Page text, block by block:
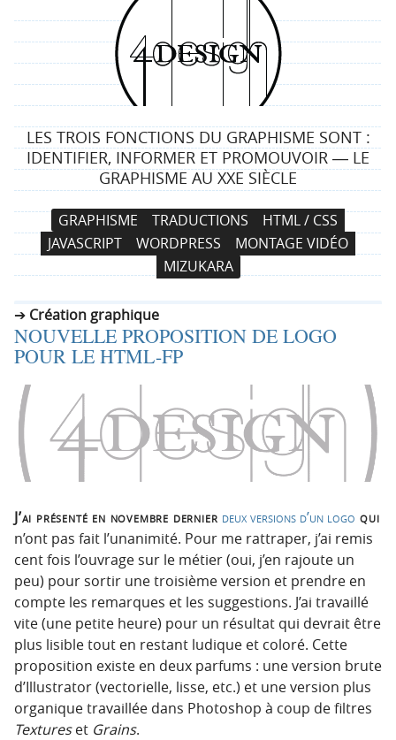
4
d
e
s
i
g
n
LES TROIS FONCTIONS DU GRAPHISME SONT :
IDENTIFIER, INFORMER ET PROMOUVOIR ― LE
GRAPHISME AU XXE SIÈCLE
a
t
i
n
r
c
i
p
a
l
e
a
u
c
n
e
n
GRAPHISME TRADUCTIONS
HTML / CSS
JAVASCRIPT
WORDPRESS
MONTAGE VIDÉO
MIZUKARA
Création graphique
NOUVELLE PROPOSITION DE LOGO
POUR LE HTML-FP
J’ai présenté en novembre dernier deux versions d’un logo qui
n’ont pas fait l’unanimité. Pour me rattraper, j’ai remis
cent fois l’ouvrage sur le métier (oui, j’en rajoute un
peu) pour sortir une troisième version et prendre en
compte les remarques et les suggestions. J’ai travaillé
vite (une petite heure) pour un résultat qui devrait être
plus lisible tout en restant ludique et coloré. Cette
proposition existe en deux parfums : une version brute
d’Illustrator (vectorielle, lisse, etc.) et une version plus
organique travaillée dans Photoshop à coup de filtres
Textureset Grains.